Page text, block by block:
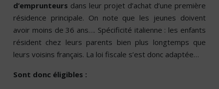
d’emprunteurs dans leur projet d’achat d’une première
résidence principale. On note que les jeunes doivent
avoir moins de 36 ans…. Spécificité italienne : les enfants
résident chez leurs parents bien plus longtemps que
leurs voisins français. La loi fiscale s’est donc adaptée…
Sont donc éligibles :